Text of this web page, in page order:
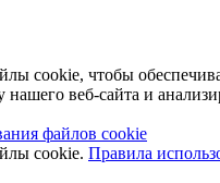
cookie, чтобы
веб-сайта и
файлов cookie
cookie. Правила